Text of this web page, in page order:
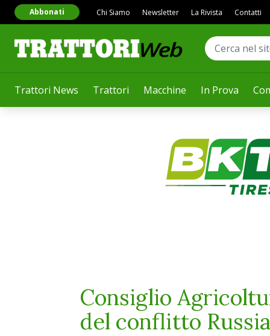
Trattori News Trattori Macchine In Prova
Abbonati Chi Siamo Newsletter La Rivista Contatti
Consiglio
del conflitto